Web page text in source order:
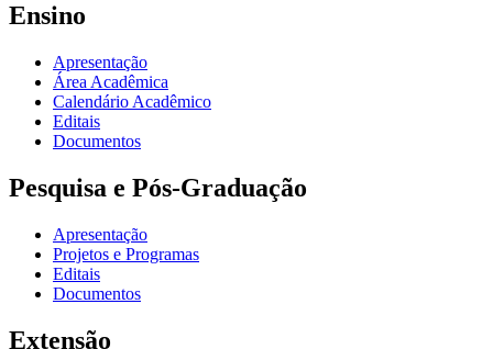
Ensino
Apresentação
Área Acadêmica
Calendário Acadêmico
Editais
Documentos
Pesquisa e Pós-Graduação
Apresentação
Projetos e Programas
Editais
Documentos
Extensão